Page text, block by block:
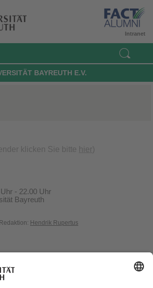
Intranet
BAYREUTH E.V.
klicken Sie bitte hier)
- 22.00 Uhr
Bayreuth
Hendrik Rupertus